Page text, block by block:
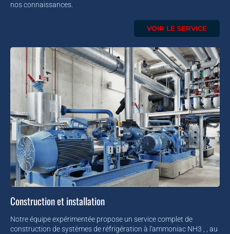
nos connaissances.
VOIR LE SERVICE
Construction et installation
Notre équipe expérimentée propose un service complet de
construction de systèmes de réfrigération à l'ammoniac NH3 , , au